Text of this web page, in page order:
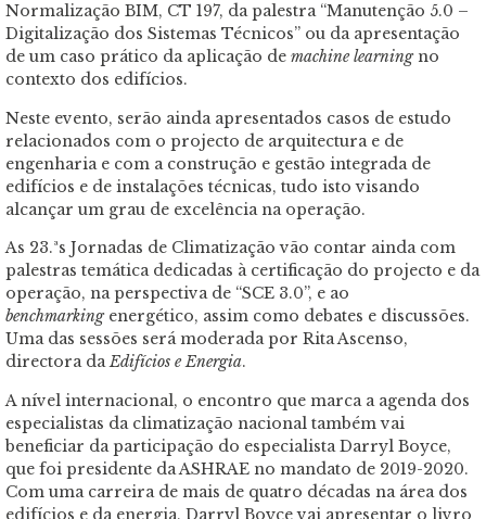
Normalização BIM, CT 197, da palestra “Manutenção 5.0 –
Digitalização dos Sistemas Técnicos” ou da apresentação
de um caso prático da aplicação de machine learningno
contexto dos edifícios.
Neste evento, serão ainda apresentados casos de estudo
relacionados com o projecto de arquitectura e de
engenharia e com a construção e gestão integrada de
edifícios e de instalações técnicas, tudo isto visando
alcançar um grau de excelência na operação.
As 23.ªs Jornadas de Climatização vão contar ainda com
palestras temática dedicadas à certificação do projecto e da
operação, na perspectiva de “SCE 3.0”, e ao
benchmarking energético, assim como debates e discussões.
Uma das sessões será moderada por Rita Ascenso,
directora daEdifícios e Energia.
A nível internacional, o encontro que marca a agenda dos
especialistas da climatização nacional também vai
beneficiar da participação do especialista Darryl Boyce,
que foi presidente da ASHRAE no mandato de 2019-2020.
Com uma carreira de mais de quatro décadas na área dos
edifícios e da energia, Darryl Boyce vai apresentar o livro